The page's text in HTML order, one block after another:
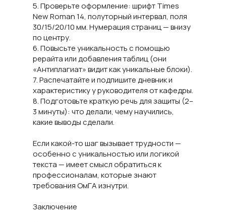
5. Проверьте оформление: шрифт Times
New Roman 14, полуторный интервал, поля
30/15/20/10 мм. Нумерация страниц — внизу
по центру.
6. Повысьте уникальность с помощью
рерайта или добавления таблиц (они
«Антиплагиат» видит как уникальные блоки).
7. Распечатайте и подпишите дневник и
характеристику у руководителя от кафедры.
8. Подготовьте краткую речь для защиты (2–
3 минуты): что делали, чему научились,
какие выводы сделали.
Если какой-то шаг вызывает трудности —
особенно с уникальностью или логикой
текста — имеет смысл обратиться к
профессионалам, которые знают
требования ОмГА изнутри.
Заключение